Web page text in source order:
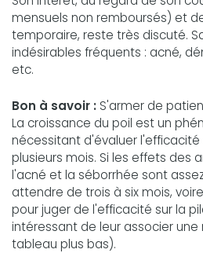
mensuels non remboursés) et
temporaire, reste très discuté.
indésirables fréquents : acné,
etc.
Bon à savoir : S'armer de
La croissance du poil est un
nécessitant d'évaluer
plusieurs mois. Si les effets des
l'acné et la séborrhée sont
attendre de trois à six mois,
pour juger de l'efficacité sur la
intéressant de leur associer
tableau plus bas).